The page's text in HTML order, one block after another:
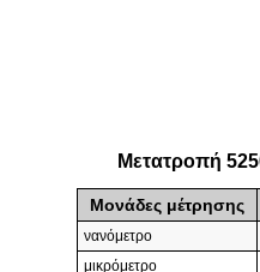
Μετατροπή
Μονάδες μέτρησης
νανόμετρο
μικρόμετρο